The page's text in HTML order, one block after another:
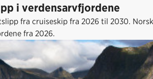
i verdensarvfjordene
fra cruiseskip fra 2026 til 2030.
fra 2026.